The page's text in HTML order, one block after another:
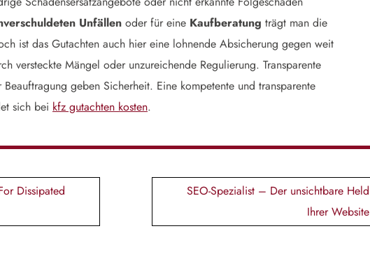
Unfällen oder für eine Kaufberatung trägt man die
ist das Gutachten auch hier eine lohnende Absicherung gegen weit
versteckte Mängel oder unzureichende Regulierung. Transparente
Beauftragung geben Sicherheit. Eine kompetente und transparente
sich bei kfz gutachten kosten.
Dissipated
SEO-Spezialist – Der unsichtbare Held
Ihrer Website